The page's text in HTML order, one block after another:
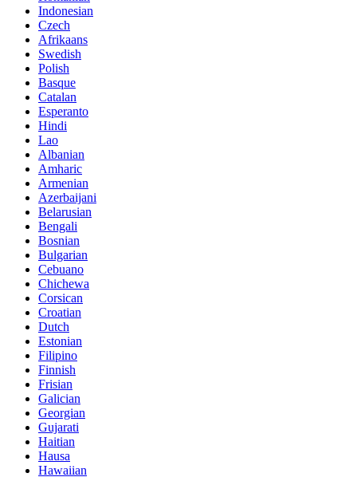
Indonesian
Czech
Afrikaans
Swedish
Polish
Basque
Catalan
Esperanto
Hindi
Lao
Albanian
Amharic
Armenian
Azerbaijani
Belarusian
Bengali
Bosnian
Bulgarian
Cebuano
Chichewa
Corsican
Croatian
Dutch
Estonian
Filipino
Finnish
Frisian
Galician
Georgian
Gujarati
Haitian
Hausa
Hawaiian